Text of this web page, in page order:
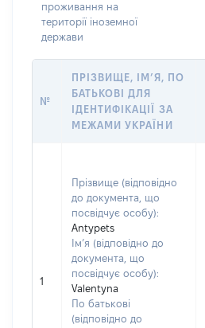
проживання на
території іноземної
держави
№
ПРІЗВИЩЕ, ІМ’Я, ПО
БАТЬКОВІ ДЛЯ
ІДЕНТИФІКАЦІЇ ЗА
МЕЖАМИ УКРАЇНИ
1
Прізвище (відповідно
до документа, що
посвідчує особу):
Antypets
Ім’я (відповідно до
документа, що
посвідчує особу):
Valentyna
По батькові
(відповідно до